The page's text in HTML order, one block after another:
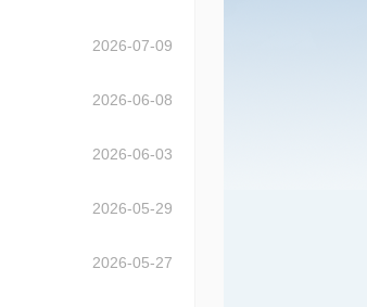
2026-07-09
2026-06-08
2026-06-03
2026-05-29
2026-05-27